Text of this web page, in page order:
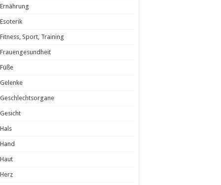
Ernährung
Esoterik
Fitness, Sport, Training
Frauengesundheit
Füße
Gelenke
Geschlechtsorgane
Gesicht
Hals
Hand
Haut
Herz